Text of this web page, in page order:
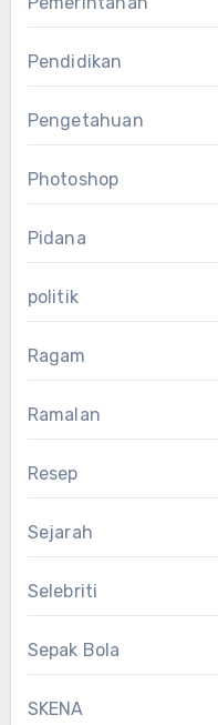
Pendidikan
Pengetahuan
Photoshop
Pidana
politik
Ragam
Ramalan
Resep
Sejarah
Selebriti
Sepak Bola
SKENA